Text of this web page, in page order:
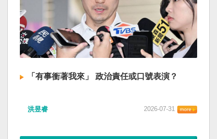
「有事衝著我來」 政治責任或口號表演？
洪昱睿 2026-07-31